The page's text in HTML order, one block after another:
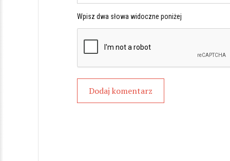
Wpisz dwa słowa widoczne poniżej